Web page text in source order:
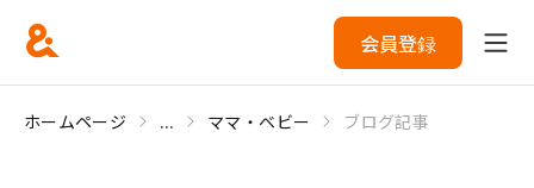
会員登録
ホームページ ... ママ・ベビー ブログ記事